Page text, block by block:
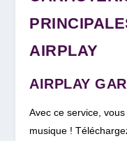
AIRPLAY
AIRPLAY
Avec ce service,
musique !